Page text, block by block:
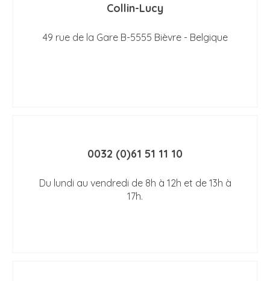
Collin-Lucy
49 rue de la Gare B-5555 Bièvre - Belgique
0032 (0)61 51 11 10
Du lundi au vendredi de 8h à 12h et de 13h à
17h.